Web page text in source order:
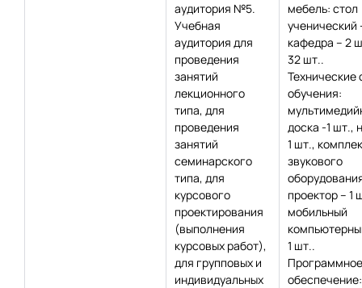
аудитория №5.
Учебная
аудитория для
проведения
занятий
лекционного
типа, для
проведения
занятий
семинарского
типа, для
курсового
проектирования
(выполнения
курсовых работ),
для групповых и
индивидуальных
мебель: стол
ученический
кафедра – 2
32 шт..
Технические
обучения:
доска -1 шт.,
1 шт.,
звукового
проектор – 1
мобильный
1 шт..
Программное
обеспечение: